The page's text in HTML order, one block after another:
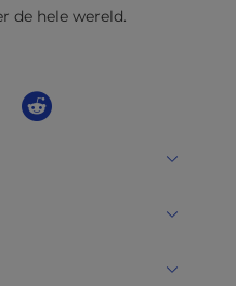
de hele wereld.